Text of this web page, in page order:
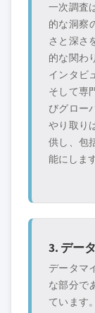
一次調査
的な洞察
さと深さ
的な関わ
インタビ
そして専
びグロー
やり取り
供し、包
能にします
3. デー
データマ
な部分で
ています